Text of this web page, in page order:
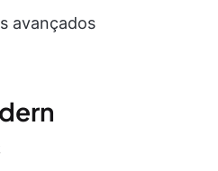
avançados